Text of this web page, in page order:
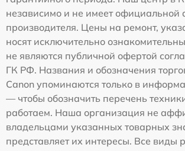
независимо и не имеет официальной
производителя. Цены на ремонт,
носят исключительно
не являются публичной офертой
ГК РФ. Названия и обозначения
Canon упоминаются только в
— чтобы обозначить перечень
работаем. Наша организация не
владельцами указанных товарных
представляет их интересы. Все виды